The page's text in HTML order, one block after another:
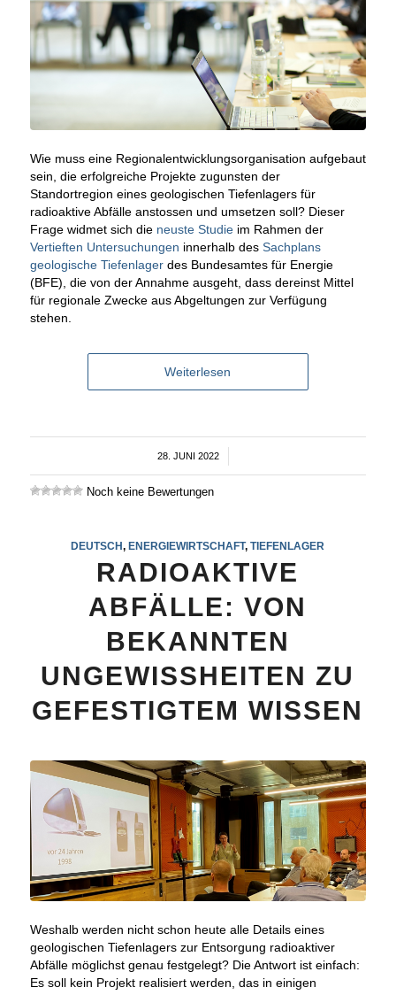
Wie muss eine Regionalentwicklungsorganisation aufgebaut
sein, die erfolgreiche Projekte zugunsten der
Standortregion eines geologischen Tiefenlagers für
radioaktive Abfälle anstossen und umsetzen soll? Dieser
Frage widmet sich die neuste Studieim Rahmen der
Vertieften Untersuchungen innerhalb des Sachplans
geologische Tiefenlagerdes Bundesamtes für Energie
(BFE), die von der Annahme ausgeht, dass dereinst Mittel
für regionale Zwecke aus Abgeltungen zur Verfügung
stehen.
Weiterlesen
28. JUNI 2022
/
Noch keine Bewertungen
DEUTSCH ,ENERGIEWIRTSCHAFT,TIEFENLAGER
RADIOAKTIVE
ABFÄLLE: VON
BEKANNTEN
UNGEWISSHEITEN ZU
GEFESTIGTEM WISSEN
Weshalb werden nicht schon heute alle Details eines
geologischen Tiefenlagers zur Entsorgung radioaktiver
Abfälle möglichst genau festgelegt? Die Antwort ist einfach:
Es soll kein Projekt realisiert werden, das in einigen